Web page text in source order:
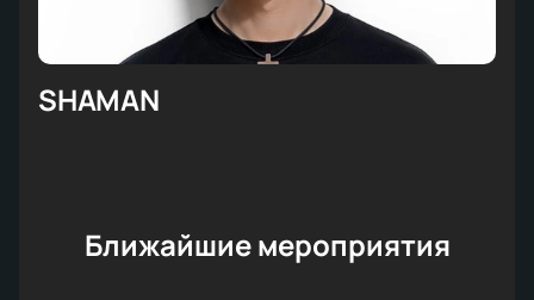
SHAMAN
Ближайшие мероприятия